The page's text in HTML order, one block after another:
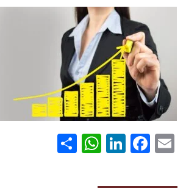
Email
Facebook
LinkedIn
WhatsApp